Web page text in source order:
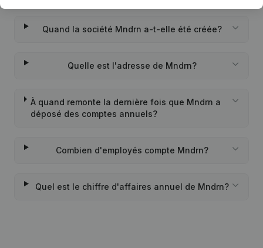
Quand la société Mndrn a-t-elle été créée?
Quelle est l'adresse de Mndrn?
À quand remonte la dernière fois que Mndrn a
déposé des comptes annuels?
Combien d'employés compte Mndrn?
Quel est le chiffre d'affaires annuel de Mndrn?